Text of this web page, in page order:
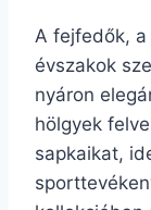
A fejfedők, a
évszakok
nyáron
hölgyek
sapkaikat,